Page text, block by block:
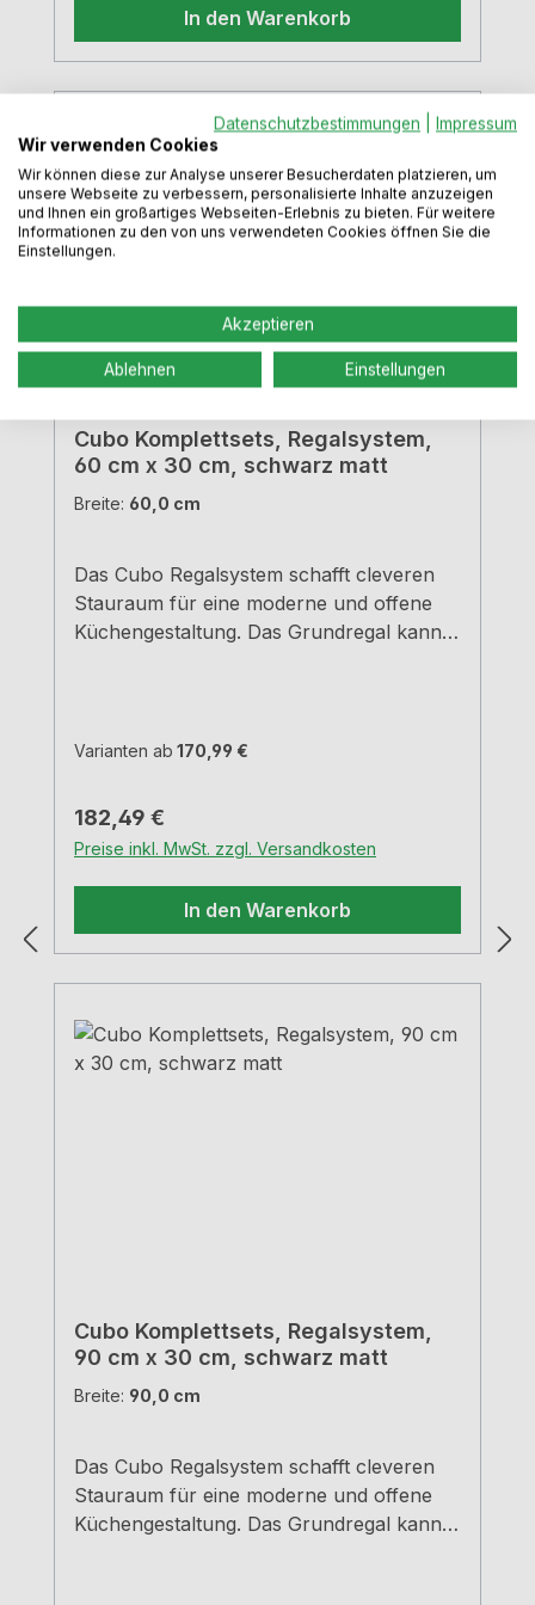
Grundrahmen-Set, 1 x Streben-
Set Regalsystem
In den Warenkorb
Cubo Komplettsets, Regalsystem,
60 cm x 30 cm, schwarz matt
Breite: 60,0 cm
Das Cubo Regalsystem schafft cleveren
Stauraum für eine moderne und offene
Küchengestaltung. Das Grundregal kann
lässt sich das Küchenelement individuell
Gläserhalter sowie Rückwand-Sets
separat erhältlich. Aluminiumprofile 1,8
cm x 1,8 cm Pulverbeschichtet mit
Feinstruktur Set besteht aus: 1 x
Grundrahmen-Set, 1 x Streben-
Set Regalsystem
Varianten ab 170,99 €
Regulärer Preis:
182,49 €
Preise inkl. MwSt. zzgl. Versandkosten
In den Warenkorb
Cubo Komplettsets, Regalsystem,
90 cm x 30 cm, schwarz matt
Breite: 90,0 cm
Das Cubo Regalsystem schafft cleveren
Stauraum für eine moderne und offene
Küchengestaltung. Das Grundregal kann
Datenschutzbestimmungen
Impressum
Wir verwenden Cookies
Wir können diese zur Analyse unserer Besucherdaten platzieren, um
unsere Webseite zu verbessern, personalisierte Inhalte anzuzeigen
und Ihnen ein großartiges Webseiten-Erlebnis zu bieten. Für weitere
Informationen zu den von uns verwendeten Cookies öffnen Sie die
Einstellungen.
Akzeptieren
Ablehnen Einstellungen